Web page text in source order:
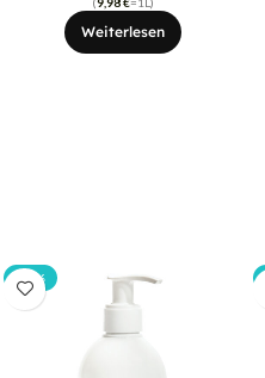
(9,98€=1L)
Weiterlesen
-20%